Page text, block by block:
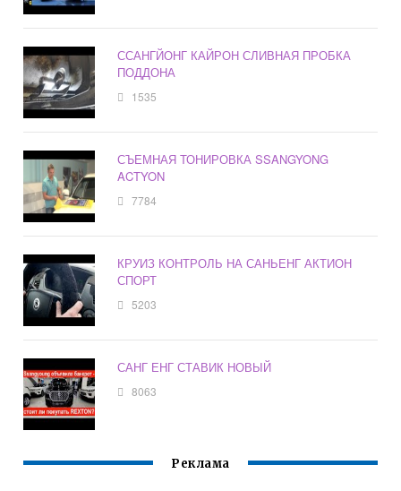
ССАНГЙОНГ КАЙРОН СЛИВНАЯ ПРОБКА
ПОДДОНА
1535
СЪЕМНАЯ ТОНИРОВКА SSANGYONG
ACTYON
7784
КРУИЗ КОНТРОЛЬ НА САНЬЕНГ АКТИОН
СПОРТ
5203
САНГ ЕНГ СТАВИК НОВЫЙ
8063
Реклама